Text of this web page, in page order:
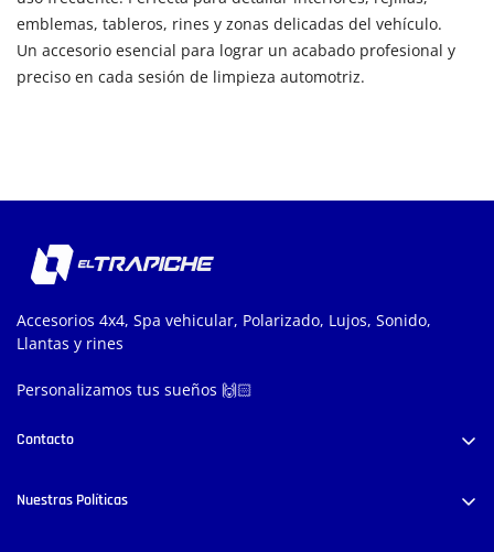
emblemas, tableros, rines y zonas delicadas del vehículo.
Un accesorio esencial para lograr un acabado profesional y
preciso en cada sesión de limpieza automotriz.
Accesorios 4x4, Spa vehicular, Polarizado, Lujos, Sonido,
Llantas y rines
Personalizamos tus sueños 🙌🏻
Contacto
Nuestras Políticas